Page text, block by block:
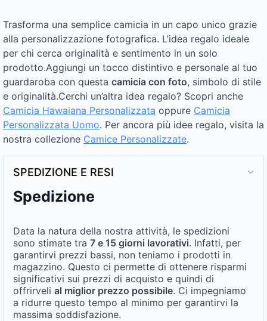
Trasforma una semplice camicia in un capo unico grazie
alla personalizzazione fotografica. L’idea regalo ideale
per chi cerca originalità e sentimento in un solo
prodotto.Aggiungi un tocco distintivo e personale al tuo
guardaroba con questa camicia con foto, simbolo di stile
e originalità.Cerchi un’altra idea regalo? Scopri anche
Camicia Hawaiana Personalizzata oppure Camicia
Personalizzata Uomo. Per ancora più idee regalo, visita la
nostra collezione Camice Personalizzate.
SPEDIZIONE E RESI
Spedizione
Data la natura della nostra attività, le spedizioni
sono stimate tra 7 e 15 giorni lavorativi. Infatti, per
garantirvi prezzi bassi, non teniamo i prodotti in
magazzino. Questo ci permette di ottenere risparmi
significativi sui prezzi di acquisto e quindi di
offrirveli al miglior prezzo possibile. Ci impegniamo
a ridurre questo tempo al minimo per garantirvi la
massima soddisfazione.